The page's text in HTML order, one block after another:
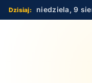
Skip
to
niedziela, 9